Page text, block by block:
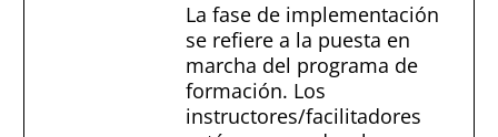
La fase de implementación
se refiere a la puesta en
marcha del programa de
formación. Los
instructores/facilitadores